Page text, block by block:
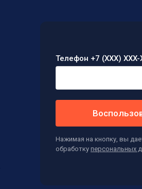
Телефон +7 (XXX) XXX-
Нажимая на кнопку, вы
обработку персональных